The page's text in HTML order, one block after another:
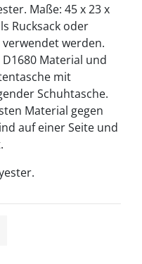
Maße: 45 x 23 x
Rucksack oder
werden.
Material und
mit
Schuhtasche.
Material gegen
auf einer Seite und